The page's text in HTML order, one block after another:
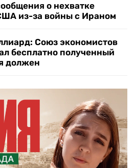
о нехватке
из-за войны с Ираном
Союз экономистов
бесплатно полученный
должен